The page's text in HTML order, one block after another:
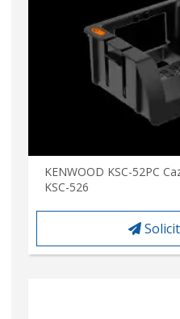
KENWOOD KSC-52PC
KSC-526